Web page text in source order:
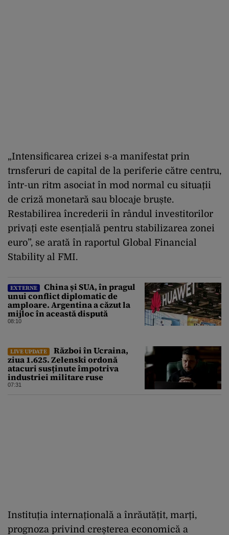
„Intensificarea crizei s-a manifestat prin
trnsferuri de capital de la periferie către centru,
într-un ritm asociat în mod normal cu situații
de criză monetară sau blocaje bruște.
Restabilirea încrederii în rândul investitorilor
privați este esențială pentru stabilizarea zonei
euro”, se arată în raportul Global Financial
Stability al FMI.
EXTERNE
China și SUA, în pragul
unui conflict diplomatic de
amploare. Argentina a căzut la
mijloc în această dispută
08:10
LIVE UPDATE
Război în Ucraina,
ziua 1.625. Zelenski ordonă
atacuri susținute împotriva
industriei militare ruse
07:31
Instituția internațională a înrăutățit, marți,
prognoza privind creșterea economică a